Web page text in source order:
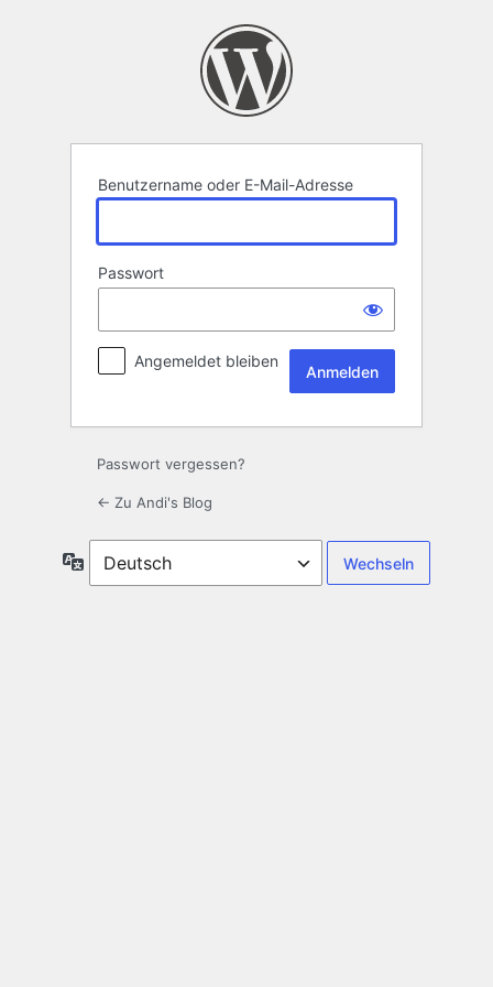
Benutzername oder E-Mail-Adresse
Passwort
Angemeldet bleiben
Passwort vergessen?
← Zu Andi's Blog
Sprache